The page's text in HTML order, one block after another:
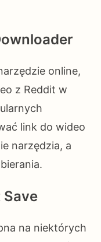
online,
z Reddit w
link do wideo
narzędzia, a
Save
na niektórych